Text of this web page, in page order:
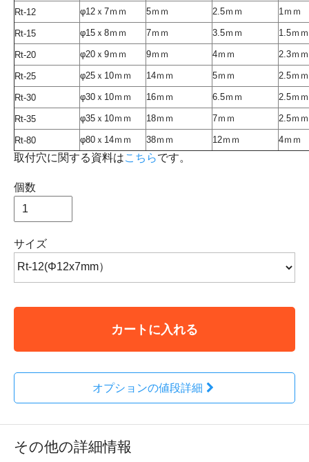
Rt-12
φ12ｘ7ｍｍ 5ｍｍ 2.5ｍｍ 1ｍｍ
Rt-15 φ15ｘ8ｍｍ 7ｍｍ 3.5ｍｍ 1.5ｍｍ
Rt-20 φ20ｘ9ｍｍ 9ｍｍ 4ｍｍ 2.3ｍｍ
Rt-25 φ25ｘ10ｍｍ 14ｍｍ 5ｍｍ 2.5ｍｍ
Rt-30 φ30ｘ10ｍｍ 16ｍｍ 6.5ｍｍ 2.5ｍｍ
Rt-35 φ35ｘ10ｍｍ 18ｍｍ 7ｍｍ 2.5ｍｍ
Rt-80 φ80ｘ14ｍｍ 38ｍｍ 12ｍｍ 4ｍｍ
取付穴に関する資料はこちらです。
個数
サイズ
カートに入れる
オプションの値段詳細
その他の詳細情報